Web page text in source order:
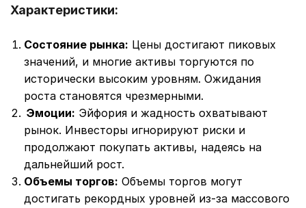
Характеристики:
Состояние рынка: Цены достигают пиковых
значений, и многие активы торгуются по
исторически высоким уровням. Ожидания
роста становятся чрезмерными.
Эмоции: Эйфория и жадность охватывают
рынок. Инвесторы игнорируют риски и
продолжают покупать активы, надеясь на
дальнейший рост.
Объемы торгов: Объемы торгов могут
достигать рекордных уровней из-за массового